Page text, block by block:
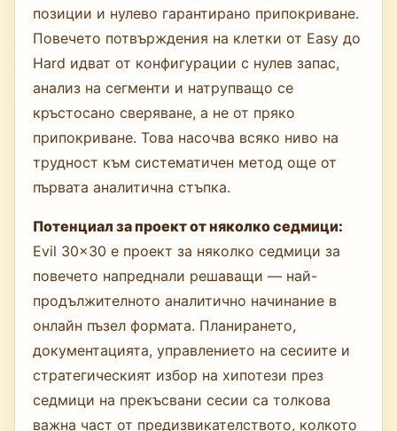
позиции и нулево гарантирано припокриване.
Повечето потвърждения на клетки от Easy до
Hard идват от конфигурации с нулев запас,
анализ на сегменти и натрупващо се
кръстосано сверяване, а не от пряко
припокриване. Това насочва всяко ниво на
трудност към систематичен метод още от
първата аналитична стъпка.
Потенциал за проект от няколко седмици:
Evil 30×30 е проект за няколко седмици за
повечето напреднали решаващи — най-
продължителното аналитично начинание в
онлайн пъзел формата. Планирането,
документацията, управлението на сесиите и
стратегическият избор на хипотези през
седмици на прекъсвани сесии са толкова
важна част от предизвикателството, колкото